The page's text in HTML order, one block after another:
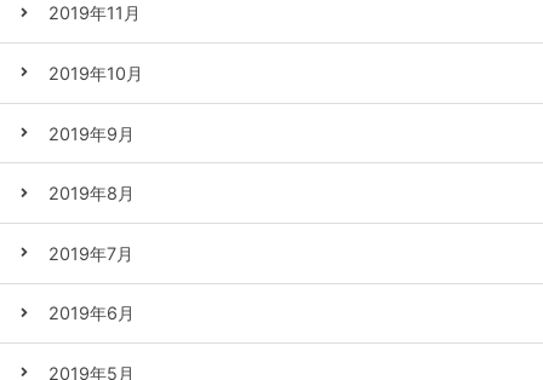
2019年11月
2019年10月
2019年9月
2019年8月
2019年7月
2019年6月
2019年5月